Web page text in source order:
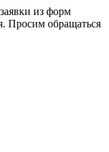
из форм
Просим обращаться